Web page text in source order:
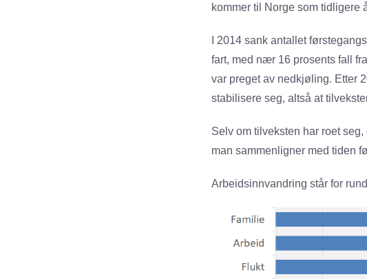
kommer til Norge som tidligere
I 2014 sank antallet
fart, med nær 16 prosents fall
var preget av nedkjøling. Etter
stabilisere seg, altså at
Selv om tilveksten har roet
man sammenligner med tiden
Arbeidsinnvandring står for